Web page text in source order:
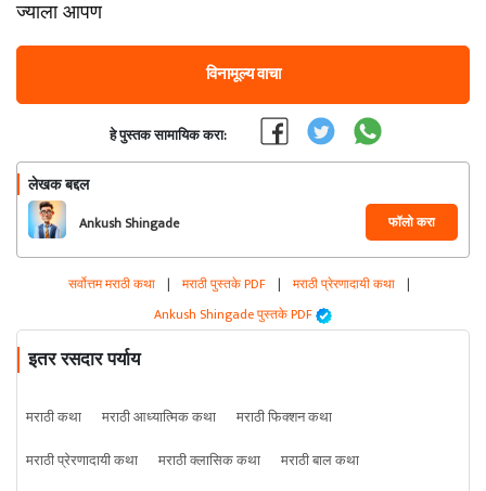
ज्याला आपण
विनामूल्य वाचा
हे पुस्तक सामायिक करा:
लेखक बद्दल
Ankush Shingade फॉलो करा
सर्वोत्तम मराठी कथा | मराठी पुस्तके PDF | मराठी प्रेरणादायी कथा |
Ankush Shingade पुस्तके PDF
इतर रसदार पर्याय
मराठी कथा मराठी आध्यात्मिक कथा
मराठी फिक्शन कथा
मराठी प्रेरणादायी कथा
मराठी क्लासिक कथा
मराठी बाल कथा